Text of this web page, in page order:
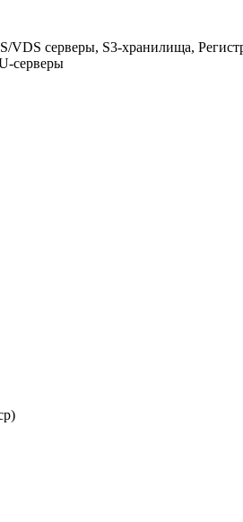
VDS серверы, S3-хранилища,
серверы